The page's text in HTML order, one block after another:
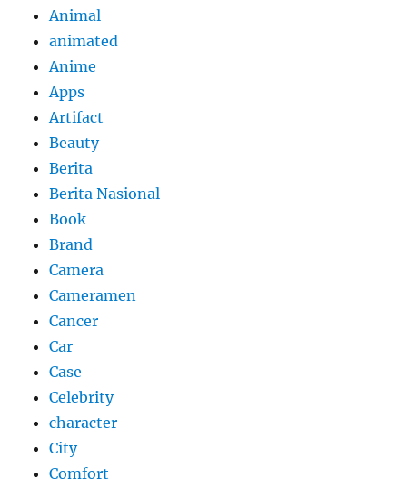
Animal
animated
Anime
Apps
Artifact
Beauty
Berita
Berita Nasional
Book
Brand
Camera
Cameramen
Cancer
Car
Case
Celebrity
character
City
Comfort